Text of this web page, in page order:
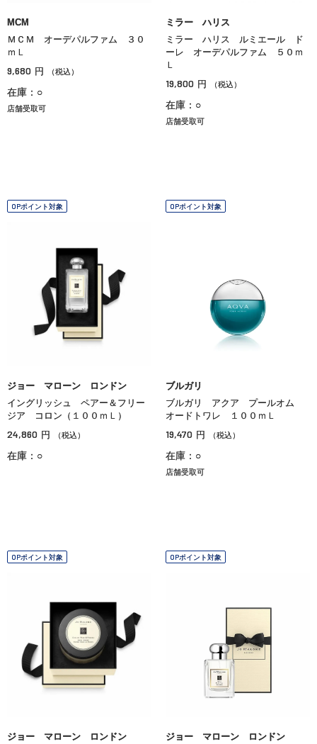
MCM
ＭＣＭ オーデパルファム ３０
ｍＬ
9,680 円 （税込）
在庫：○
店舗受取可
ミラー ハリス
ミラー ハリス ルミエール ド
ーレ オーデパルファム ５０ｍ
Ｌ
19,800 円 （税込）
在庫：○
店舗受取可
OPポイント対象
ジョー マローン ロンドン
イングリッシュ ペアー＆フリー
ジア コロン（１００ｍＬ）
24,860 円 （税込）
在庫：○
OPポイント対象
ブルガリ
ブルガリ アクア プールオム
オードトワレ １００ｍＬ
19,470 円 （税込）
在庫：○
店舗受取可
OPポイント対象
ジョー マローン ロンドン
OPポイント対象
ジョー マローン ロンドン